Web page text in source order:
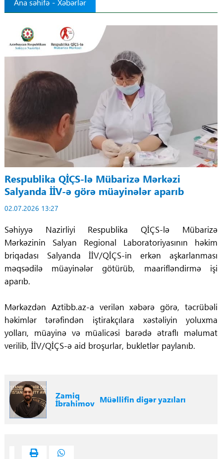
Ana səhifə - Xəbərlər
Respublika QİÇS-lə Mübarizə Mərkəzi
Salyanda İİV-ə görə müayinələr aparıb
02.07.2026 13:27
Səhiyyə Nazirliyi Respublika QİÇS-lə Mübarizə
Mərkəzinin Salyan Regional Laboratoriyasının həkim
briqadası Salyanda İİV/QİÇS-in erkən aşkarlanması
məqsədilə müayinələr götürüb, maarifləndirmə işi
aparıb.
Mərkəzdən Aztibb.az-a verilən xəbərə görə, təcrübəli
həkimlər tərəfindən iştirakçılara xəstəliyin yoluxma
yolları, müayinə və müalicəsi barədə ətraflı məlumat
verilib, İİV/QİÇS-ə aid broşurlar, bukletlər paylanıb.
Zamiq
İbrahimov Müəllifin digər yazıları
Regionlar
Gündəm
Tibbi maarifləndirmə
Mühüm hadisələr
COVID-19
ÜST